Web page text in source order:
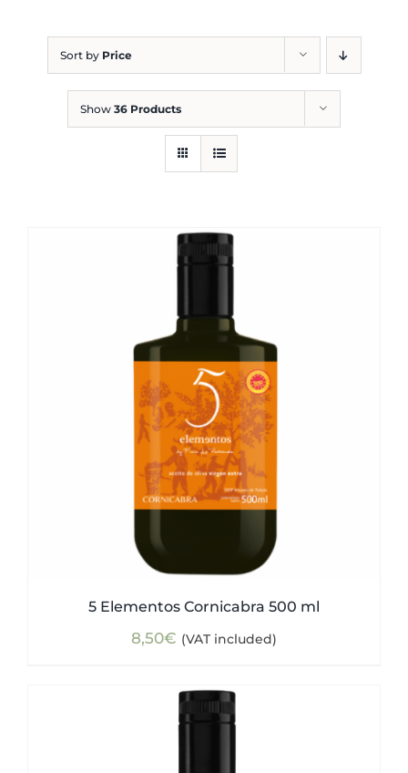
Sort by Price
Show 36 Products
5 Elementos Cornicabra 500 ml
8,50€ (VAT included)